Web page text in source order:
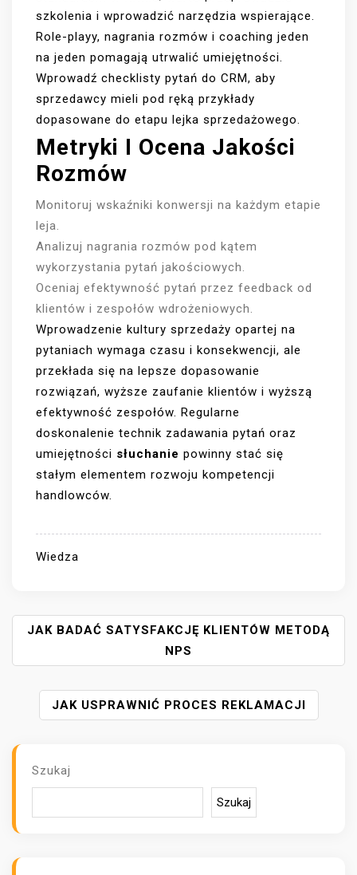
szkolenia i wprowadzić narzędzia wspierające.
Role-playy, nagrania rozmów i coaching jeden
na jeden pomagają utrwalić umiejętności.
Wprowadź checklisty pytań do CRM, aby
sprzedawcy mieli pod ręką przykłady
dopasowane do etapu lejka sprzedażowego.
Metryki I Ocena Jakości
Rozmów
Monitoruj wskaźniki konwersji na każdym etapie
leja.
Analizuj nagrania rozmów pod kątem
wykorzystania pytań jakościowych.
Oceniaj efektywność pytań przez feedback od
klientów i zespołów wdrożeniowych.
Wprowadzenie kultury sprzedaży opartej na
pytaniach wymaga czasu i konsekwencji, ale
przekłada się na lepsze dopasowanie
rozwiązań, wyższe zaufanie klientów i wyższą
efektywność zespołów. Regularne
doskonalenie technik zadawania pytań oraz
umiejętności słuchanie powinny stać się
stałym elementem rozwoju kompetencji
handlowców.
Wiedza
N
W
C
S
JAK BADAĆ SATYSFAKCJĘ KLIENTÓW METODĄ
NPS
JAK USPRAWNIĆ PROCES REKLAMACJI
Szukaj
Szukaj